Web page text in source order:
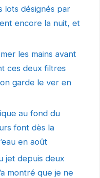
lots désignés par
encore la nuit, et
les mains avant
ces deux filtres
garde le ver en
au fond du
font dès la
en août
jet depuis deux
montré que je ne